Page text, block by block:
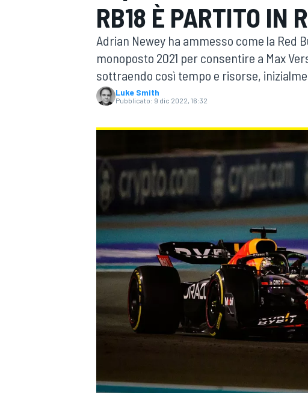
MOTOGP WEC
RB18 È PARTITO IN
Adrian Newey ha ammesso come la Red
monoposto 2021 per consentire a Max
sottraendo così tempo e risorse,
Luke Smith
Pubblicato: 9 dic 2022, 16:32